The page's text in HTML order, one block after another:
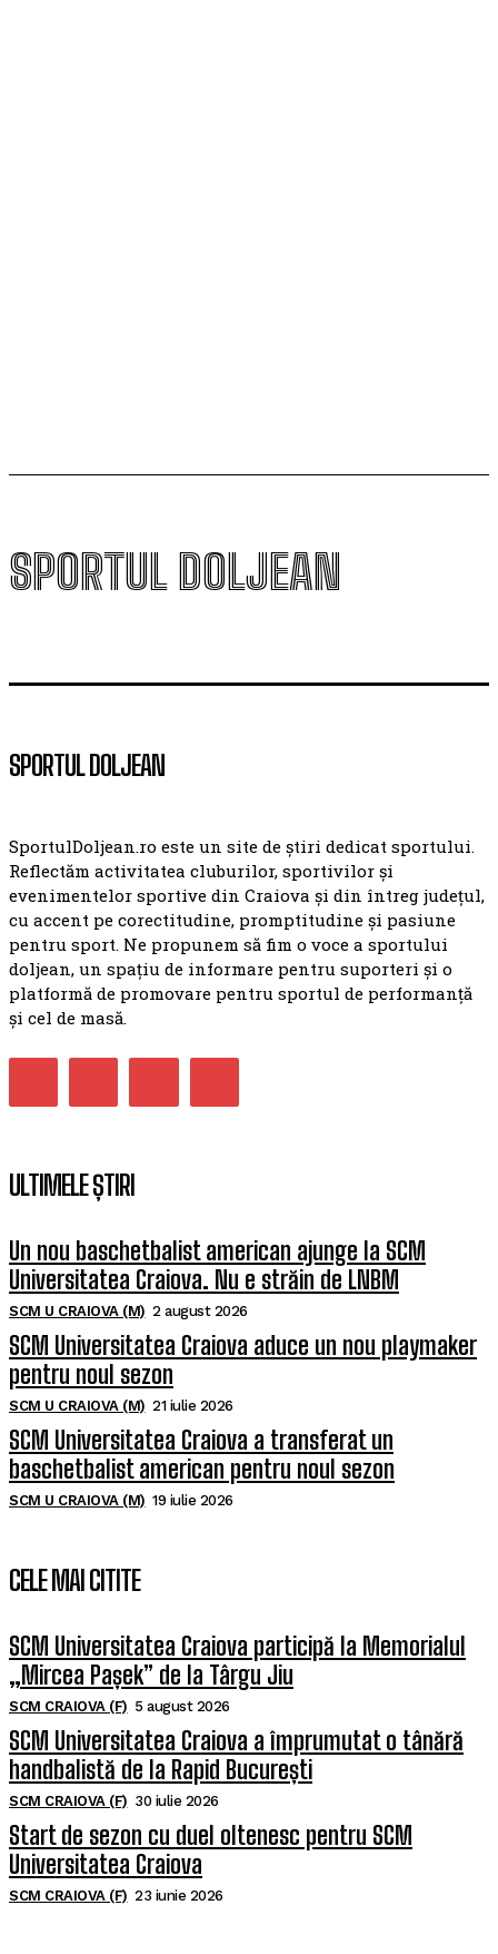
SPORTUL DOLJEAN
SPORTUL DOLJEAN
SportulDoljean.ro este un site de știri dedicat sportului.
Reflectăm activitatea cluburilor, sportivilor și
evenimentelor sportive din Craiova și din întreg județul,
cu accent pe corectitudine, promptitudine și pasiune
pentru sport. Ne propunem să fim o voce a sportului
doljean, un spațiu de informare pentru suporteri și o
platformă de promovare pentru sportul de performanță
și cel de masă.
ULTIMELE ȘTIRI
Un nou baschetbalist american ajunge la SCM
Universitatea Craiova. Nu e străin de LNBM
SCM U CRAIOVA (M) 2 august 2026
SCM Universitatea Craiova aduce un nou playmaker
pentru noul sezon
SCM U CRAIOVA (M) 21 iulie 2026
SCM Universitatea Craiova a transferat un
baschetbalist american pentru noul sezon
SCM U CRAIOVA (M) 19 iulie 2026
CELE MAI CITITE
SCM Universitatea Craiova participă la Memorialul
„Mircea Pașek” de la Târgu Jiu
SCM CRAIOVA (F) 5 august 2026
SCM Universitatea Craiova a împrumutat o tânără
handbalistă de la Rapid București
SCM CRAIOVA (F) 30 iulie 2026
Start de sezon cu duel oltenesc pentru SCM
Universitatea Craiova
SCM CRAIOVA (F) 23 iunie 2026